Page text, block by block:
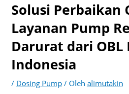
Solusi Perbaikan
Layanan Pump
Darurat dari OBL
Indonesia
/ Dosing Pump/ Oleh alimutakin